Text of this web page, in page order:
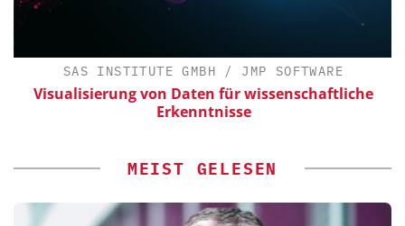
SAS INSTITUTE GMBH / JMP SOFTWARE
Visualisierung von Daten für wissenschaftliche
Erkenntnisse
MEIST GELESEN